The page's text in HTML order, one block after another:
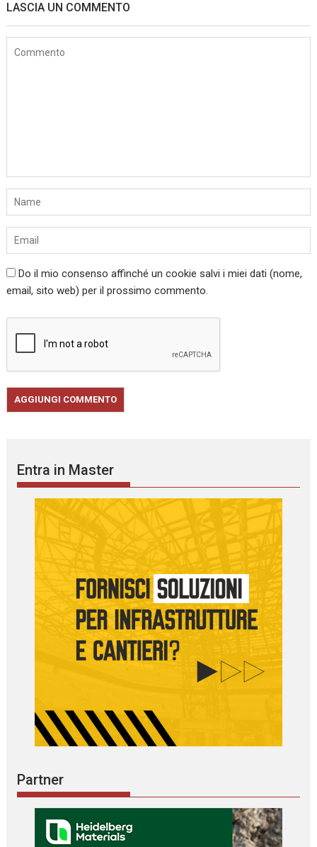
LASCIA UN COMMENTO
Do il mio consenso affinché un cookie salvi i miei dati (nome,
email, sito web) per il prossimo commento.
Entra in Master
Partner